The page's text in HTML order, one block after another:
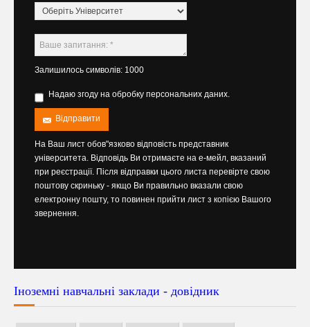
Залишилось символів: 1000
Надаю згоду на обробку персональних даних.
Відправити
На Ваш лист обов"язково відповість представник
університета. Відповідь Ви отримаєте на е-мейл, вказаний
при реєстрації. Після відправки цього листа перевірте свою
поштову скриньку - якщо Ви правильно вказали свою
електронну пошту, то повинен прийти лист з копією Вашого
звернення.
Іноземні навчальні заклади - довідник